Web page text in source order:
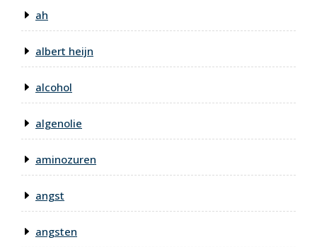
ah
albert heijn
alcohol
algenolie
aminozuren
angst
angsten